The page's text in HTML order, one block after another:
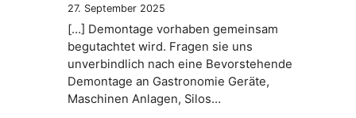
27. September 2025
[…] Demontage vorhaben gemeinsam
begutachtet wird. Fragen sie uns
unverbindlich nach eine Bevorstehende
Demontage an Gastronomie Geräte,
Maschinen Anlagen, Silos…